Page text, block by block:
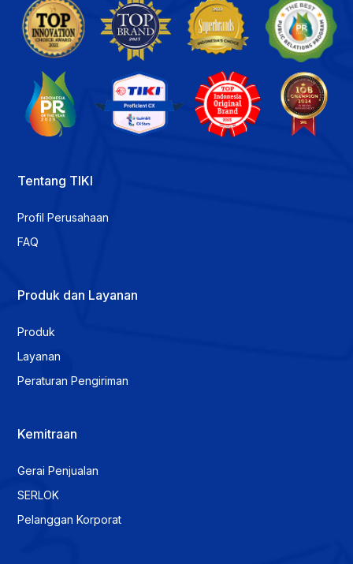
Tentang TIKI
Profil Perusahaan
FAQ
Produk dan Layanan
Produk
Layanan
Peraturan Pengiriman
Kemitraan
Gerai Penjualan
SERLOK
Pelanggan Korporat